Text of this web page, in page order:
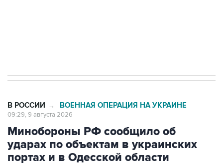
В РОССИИ → ВОЕННАЯ ОПЕРАЦИЯ НА УКРАИНЕ
09:29, 9 августа 2026
Минобороны РФ сообщило об
ударах по объектам в украинских
портах и в Одесской области